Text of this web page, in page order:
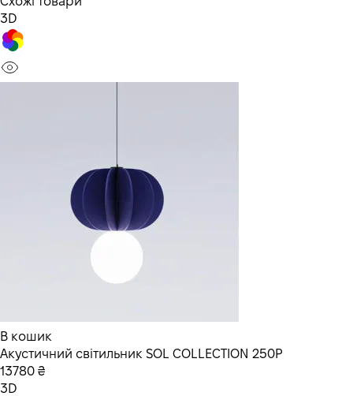
3D
В кошик
Акустичний світильник SOL COLLECTION 250P
13780 ₴
3D